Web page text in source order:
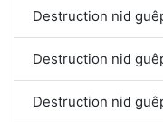
Destruction nid
Destruction nid
Destruction nid